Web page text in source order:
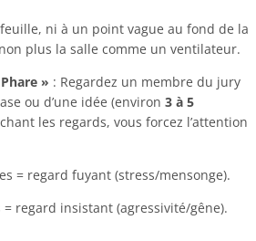
ni à un point vague au fond de la
plus la salle comme un ventilateur.
» : Regardez un membre du jury
ou d’une idée (environ 3 à 5
les regards, vous forcez l’attention
= regard fuyant (stress/mensonge).
= regard insistant (agressivité/gêne).